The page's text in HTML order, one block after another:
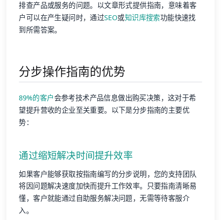
排查产品或服务的问题。以文章形式提供指南，意味着客
户可以在产生疑问时，通过SEO或知识库搜索功能快速找
到所需答案。
分步操作指南的优势
89%的客户会参考技术产品信息做出购买决策，这对于希
望提升营收的企业至关重要。以下是分步指南的主要优
势：
通过缩短解决时间提升效率
如果客户能够获取按指南编写的分步说明，您的支持团队
将因问题解决速度加快而提升工作效率。只要指南清晰易
懂，客户就能通过自助服务解决问题，无需等待客服介
入。